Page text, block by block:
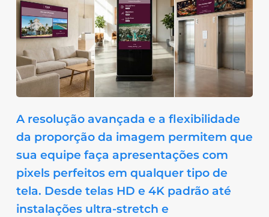
A resolução avançada e a flexibilidade
da proporção da imagem permitem que
sua equipe faça apresentações com
pixels perfeitos em qualquer tipo de
tela. Desde telas HD e 4K padrão até
instalações ultra-stretch e